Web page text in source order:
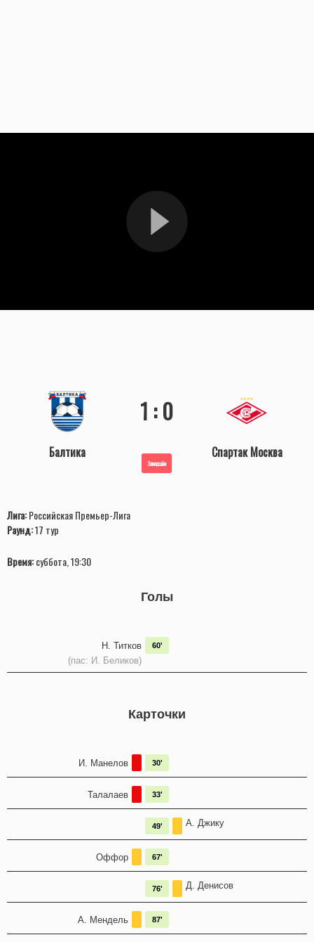
Балтика
1 : 0
Завершён
Спартак Москва
Лига:Российская Премьер-Лига
Раунд:17 тур
Время:суббота, 19:30
Голы
Н. Титков
(пас: И. Беликов)
60'
Карточки
И. Манелов 30'
Талалаев 33'
А. Джику
49'
Оффор 67'
Д. Денисов
76'
А. Мендель 87'